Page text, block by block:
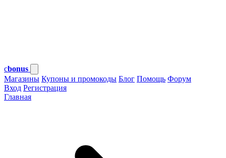
cbonus
Магазины Купоны и промокоды Блог Помощь Форум
Вход Регистрация
Главная